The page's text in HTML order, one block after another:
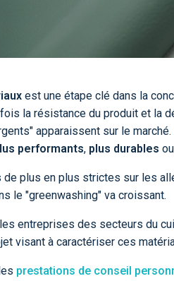
est une étape clé dans la
la résistance du produit et la
apparaissent sur le
performants, plus durables ou
de plus en plus strictes sur les
le "greenwashing" va croissant.
entreprises des secteurs du
visant à caractériser ces
prestations de conseil